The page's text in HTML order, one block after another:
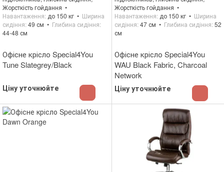
Офісне крісло Special4You
Tune Slategrey/Black
Ціну уточнюйте
Жорсткість гойдання
Навантаження до 150 кг
Ширина
сидіння 49 см
Глибина сидіння
44-48 см
Офісне крісло Special4You
WAU Black Fabric, Charcoal
Network
Ціну уточнюйте
Жорсткість гойдання
Навантаження до 150 кг
Ширина
сидіння 47 см Глибина сидіння 52
см